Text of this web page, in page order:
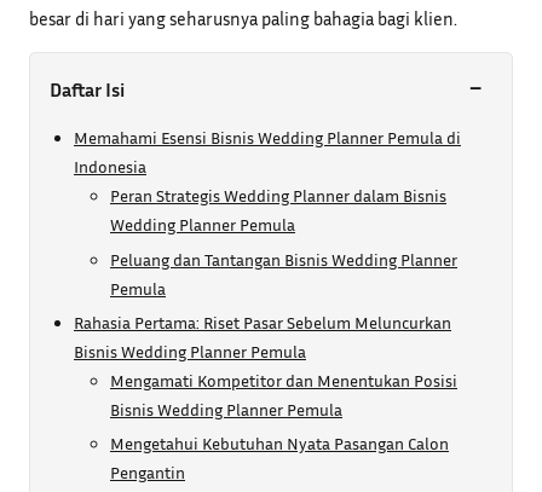
besar di hari yang seharusnya paling bahagia bagi klien.
Daftar Isi −
Memahami Esensi Bisnis Wedding Planner Pemula di
Indonesia
Peran Strategis Wedding Planner dalam Bisnis
Wedding Planner Pemula
Peluang dan Tantangan Bisnis Wedding Planner
Pemula
Rahasia Pertama: Riset Pasar Sebelum Meluncurkan
Bisnis Wedding Planner Pemula
Mengamati Kompetitor dan Menentukan Posisi
Bisnis Wedding Planner Pemula
Mengetahui Kebutuhan Nyata Pasangan Calon
Pengantin